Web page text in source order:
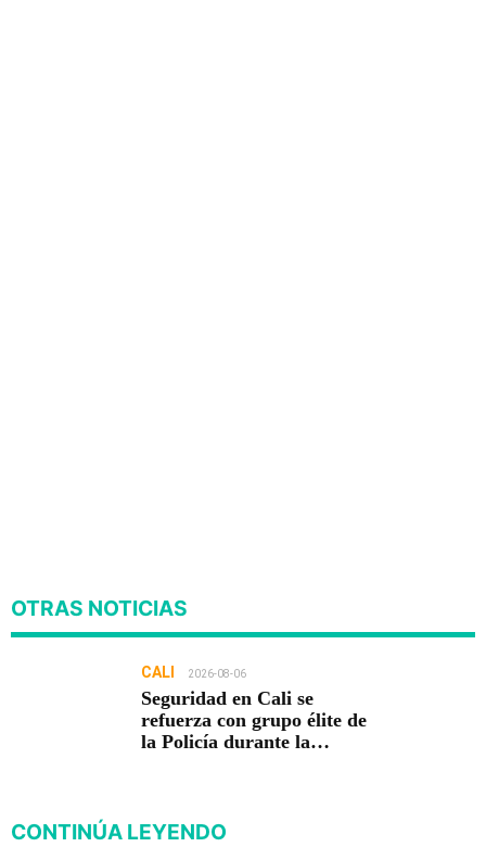
OTRAS NOTICIAS
CALI 2026-08-06
Seguridad en Cali se
refuerza con grupo élite de
la Policía durante la
CONTINÚA LEYENDO